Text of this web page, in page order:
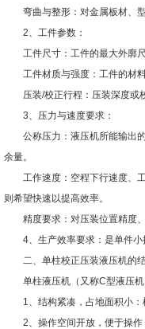
弯曲与整形：​对金属板材、型
2、工件参数：
工件尺寸：​工件的最大外廓尺
工件材质与强度：​工件的材料
压装/校正行程：​压装深度或
3、压力与速度要求：
公称压力：​液压机所能输出的
余量。
工作速度：​空程下行速度、工
则希望快速以提高效率。
精度要求：​对压装位置精度、
4、生产效率要求：​是单件小
二、单柱校正压装液压机的
单柱液压机（又称C型液压机
1、结构紧凑，占地面积小：​
2、操作空间开放，便于操作